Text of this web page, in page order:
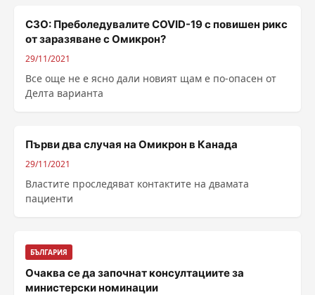
СЗО: Преболедувалите COVID-19 с повишен рикс
от заразяване с Омикрон?
29/11/2021
Все още не е ясно дали новият щам е по-опасен от
Делта варианта
Първи два случая на Омикрон в Канада
29/11/2021
Властите проследяват контактите на двамата
пациенти
БЪЛГАРИЯ
Очаква се да започнат консултациите за
министерски номинации